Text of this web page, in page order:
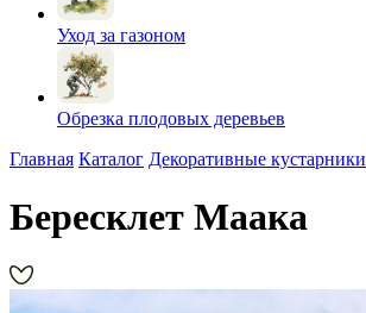
Уход за газоном
Обрезка плодовых деревьев
Главная Каталог Декоративные кустарники
Бересклет Маака